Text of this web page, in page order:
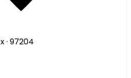
· 97204